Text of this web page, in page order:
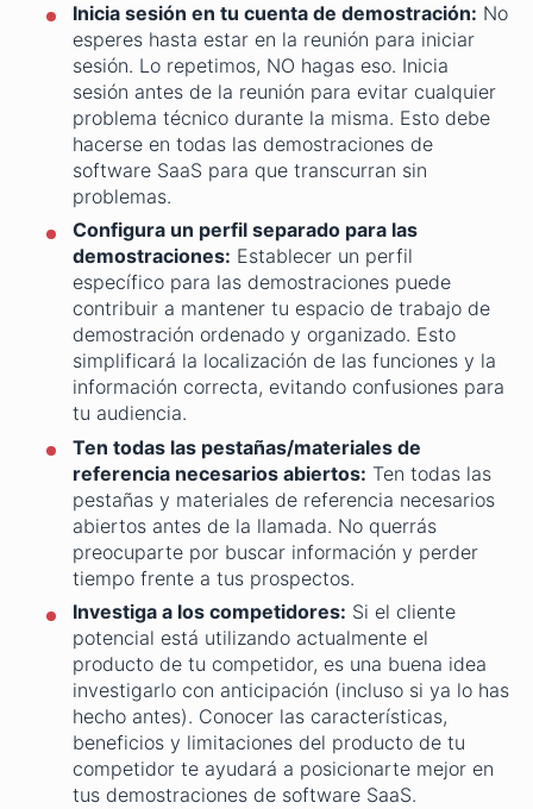
Inicia sesión en tu cuenta de demostración: No
esperes hasta estar en la reunión para iniciar
sesión. Lo repetimos, NO hagas eso. Inicia
sesión antes de la reunión para evitar cualquier
problema técnico durante la misma. Esto debe
hacerse en todas las demostraciones de
software SaaS para que transcurran sin
problemas.
Configura un perfil separado para las
demostraciones: Establecer un perfil
específico para las demostraciones puede
contribuir a mantener tu espacio de trabajo de
demostración ordenado y organizado. Esto
simplificará la localización de las funciones y la
información correcta, evitando confusiones para
tu audiencia.
Ten todas las pestañas/materiales de
referencia necesarios abiertos: Ten todas las
pestañas y materiales de referencia necesarios
abiertos antes de la llamada. No querrás
preocuparte por buscar información y perder
tiempo frente a tus prospectos.
Investiga a los competidores: Si el cliente
potencial está utilizando actualmente el
producto de tu competidor, es una buena idea
investigarlo con anticipación (incluso si ya lo has
hecho antes). Conocer las características,
beneficios y limitaciones del producto de tu
competidor te ayudará a posicionarte mejor en
tus demostraciones de software SaaS.